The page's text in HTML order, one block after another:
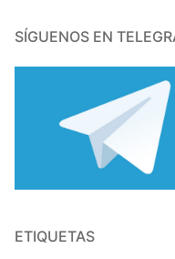
SÍGUENOS EN
ETIQUETAS